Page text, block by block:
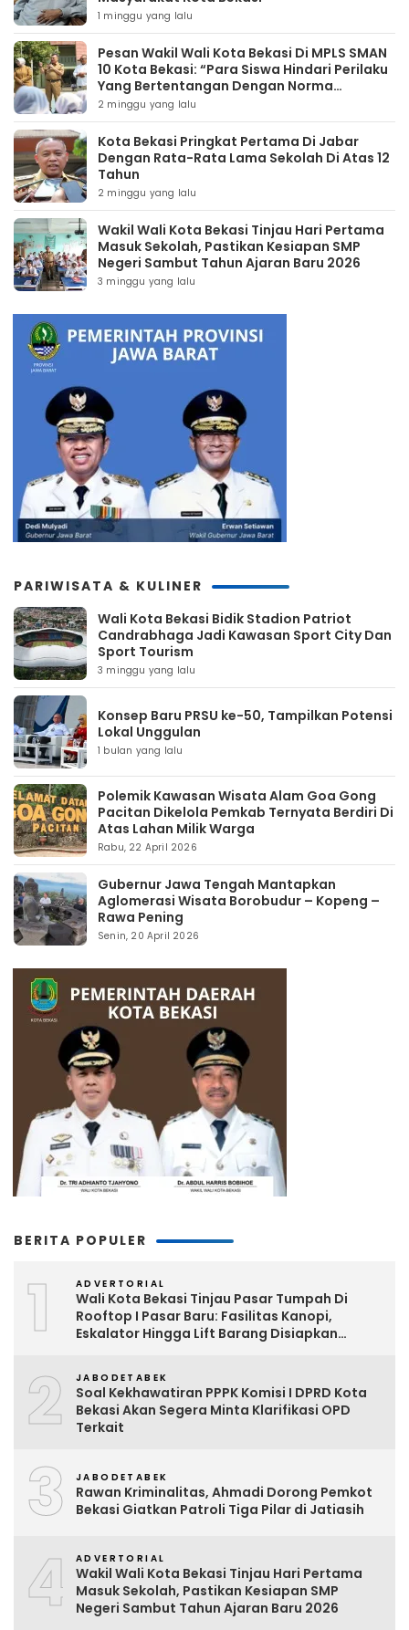
1 minggu yang lalu
Pesan Wakil Wali Kota Bekasi Di MPLS SMAN
10 Kota Bekasi: “Para Siswa Hindari Perilaku
Yang Bertentangan Dengan Norma
Masyarakat Maupun Agama”
2 minggu yang lalu
Kota Bekasi Pringkat Pertama Di Jabar
Dengan Rata-Rata Lama Sekolah Di Atas 12
Tahun
2 minggu yang lalu
Wakil Wali Kota Bekasi Tinjau Hari Pertama
Masuk Sekolah, Pastikan Kesiapan SMP
Negeri Sambut Tahun Ajaran Baru 2026
3 minggu yang lalu
PARIWISATA & KULINER
Wali Kota Bekasi Bidik Stadion Patriot
Candrabhaga Jadi Kawasan Sport City Dan
Sport Tourism
3 minggu yang lalu
Konsep Baru PRSU ke-50, Tampilkan Potensi
Lokal Unggulan
1 bulan yang lalu
Polemik Kawasan Wisata Alam Goa Gong
Pacitan Dikelola Pemkab Ternyata Berdiri Di
Atas Lahan Milik Warga
Rabu, 22 April 2026
Gubernur Jawa Tengah Mantapkan
Aglomerasi Wisata Borobudur – Kopeng –
Rawa Pening
Senin, 20 April 2026
BERITA POPULER
1 ADVERTORIAL
Wali Kota Bekasi Tinjau Pasar Tumpah Di
Rooftop I Pasar Baru: Fasilitas Kanopi,
Eskalator Hingga Lift Barang Disiapkan
2 JABODETABEK
Soal Kekhawatiran PPPK Komisi I DPRD Kota
Bekasi Akan Segera Minta Klarifikasi OPD
Terkait
3 JABODETABEK
Rawan Kriminalitas, Ahmadi Dorong Pemkot
Bekasi Giatkan Patroli Tiga Pilar di Jatiasih
4 ADVERTORIAL
Wakil Wali Kota Bekasi Tinjau Hari Pertama
Masuk Sekolah, Pastikan Kesiapan SMP
Negeri Sambut Tahun Ajaran Baru 2026